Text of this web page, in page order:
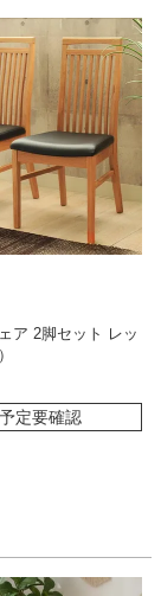
ア 2脚セット レッ
定要確認